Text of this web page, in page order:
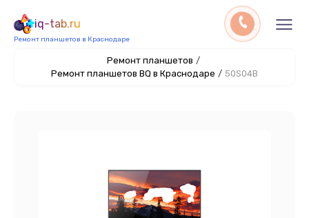
iq-tab.ru
Ремонт планшетов в Краснодаре
Ремонт планшетов /
Ремонт планшетов BQ в Краснодаре / 50S04B